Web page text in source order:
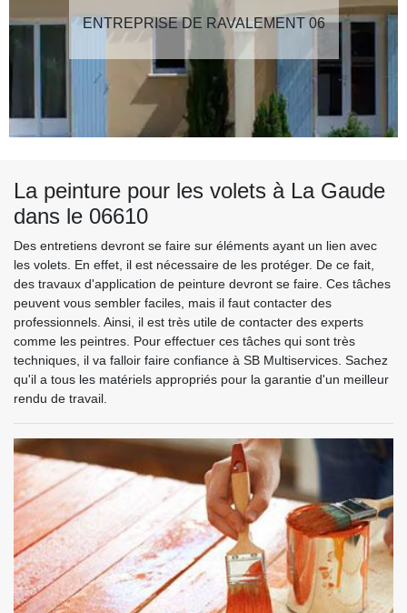
ENTREPRISE DE RAVALEMENT 06
La peinture pour les volets à La Gaude
dans le 06610
Des entretiens devront se faire sur éléments ayant un lien avec
les volets. En effet, il est nécessaire de les protéger. De ce fait,
des travaux d'application de peinture devront se faire. Ces tâches
peuvent vous sembler faciles, mais il faut contacter des
professionnels. Ainsi, il est très utile de contacter des experts
comme les peintres. Pour effectuer ces tâches qui sont très
techniques, il va falloir faire confiance à SB Multiservices. Sachez
qu'il a tous les matériels appropriés pour la garantie d'un meilleur
rendu de travail.